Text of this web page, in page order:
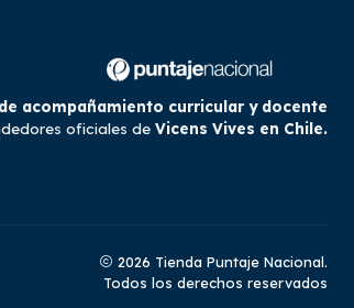
acompañamiento curricular y docente
oficiales de Vicens Vives en Chile.
2026 Tienda Puntaje Nacional.
Todos los derechos reservados